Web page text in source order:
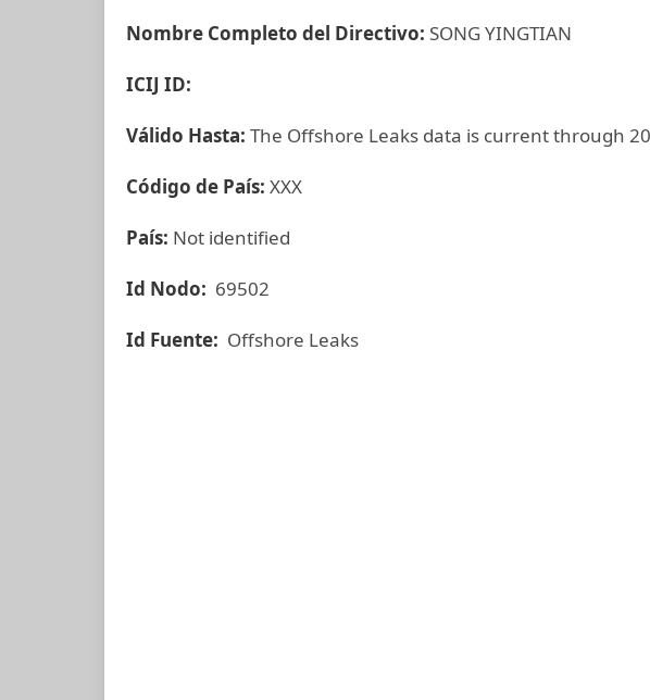
Nombre Completo del Directivo: SONG YINGTIAN
ICIJ ID:
Válido Hasta: The Offshore Leaks data is current through
Código de País: XXX
País: Not identified
Id Nodo: 69502
Id Fuente: Offshore Leaks